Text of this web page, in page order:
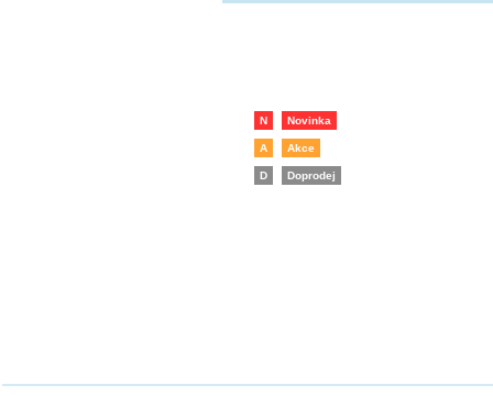
N Novinka
A Akce
D Doprodej